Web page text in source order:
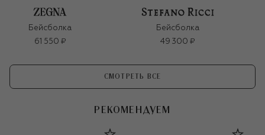
Бейсболка
61 550 ₽
Бейсболка
49 300 ₽
СМОТРЕТЬ ВСЕ
РЕКОМЕНДУЕМ